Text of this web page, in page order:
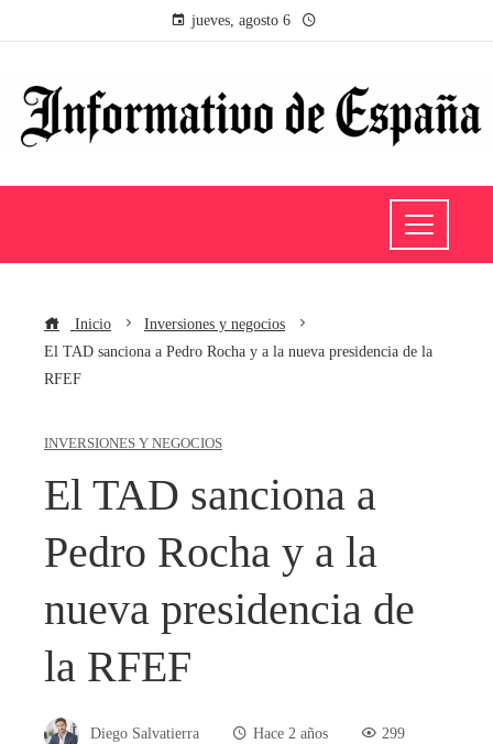
jueves, agosto 6
Inicio
Inversiones y negocios
El TAD sanciona a Pedro Rocha y a la nueva presidencia de la
RFEF
INVERSIONES Y NEGOCIOS
El TAD sanciona a
Pedro Rocha y a la
nueva presidencia de
la RFEF
Diego Salvatierra Hace 2 años 299